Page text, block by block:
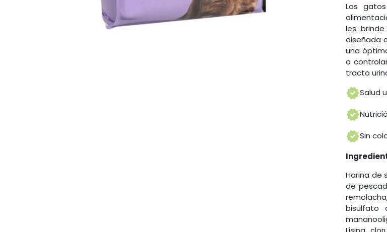
Los
les
diseñada
una
a
tracto
Salud
Sin
Harina de
de
bisulfato